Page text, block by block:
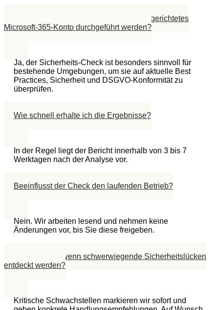
Kann der Check auch für ein bereits eingerichtetes
Microsoft-365-Konto durchgeführt werden?
Ja, der Sicherheits-Check ist besonders sinnvoll für
bestehende Umgebungen, um sie auf aktuelle Best
Practices, Sicherheit und DSGVO-Konformität zu
überprüfen.
Wie schnell erhalte ich die Ergebnisse?
In der Regel liegt der Bericht innerhalb von 3 bis 7
Werktagen nach der Analyse vor.
Beeinflusst der Check den laufenden Betrieb?
Nein. Wir arbeiten lesend und nehmen keine
Änderungen vor, bis Sie diese freigeben.
Was passiert, wenn schwerwiegende Sicherheitslücken
entdeckt werden?
Kritische Schwachstellen markieren wir sofort und